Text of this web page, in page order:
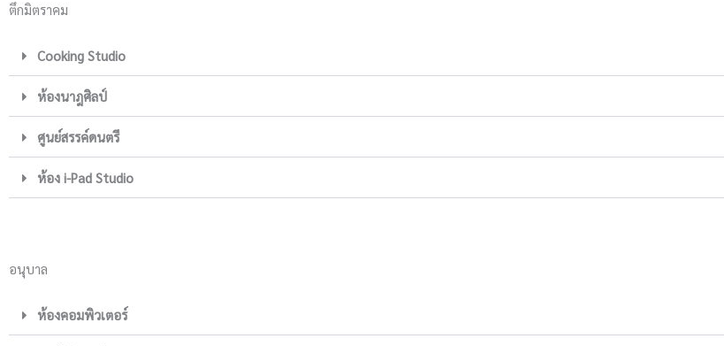
ตึกมิตราคม
Cooking Studio
ห้องนาฎศิลป์
ศูนย์สรรค์ดนตรี
ห้อง i-Pad Studio
อนุบาล
ห้องคอมพิวเตอร์